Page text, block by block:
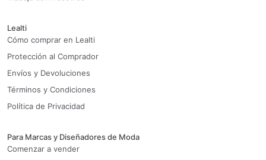
Lealti
Cómo comprar en Lealti
Protección al Comprador
Envíos y Devoluciones
Términos y Condiciones
Política de Privacidad
Para Marcas y Diseñadores de Moda
Comenzar a vender